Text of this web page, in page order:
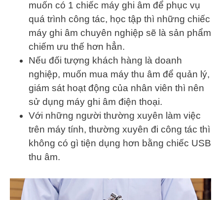
muốn có 1 chiếc máy ghi âm để phục vụ
quá trình công tác, học tập thì những chiếc
máy ghi âm chuyên nghiệp sẽ là sản phẩm
chiếm ưu thế hơn hẳn.
Nếu đối tượng khách hàng là doanh
nghiệp, muốn mua máy thu âm để quản lý,
giám sát hoạt động của nhân viên thì nên
sử dụng máy ghi âm điện thoại.
Với những người thường xuyên làm việc
trên máy tính, thường xuyên đi công tác thì
không có gì tiện dụng hơn bằng chiếc USB
thu âm.